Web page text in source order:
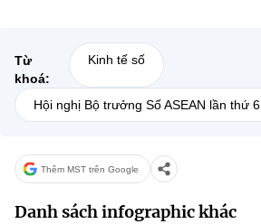
Từ
khoá:
Kinh tế số
Hội nghị Bộ trưởng Số ASEAN lần thứ 6
Thêm MST trên Google
Danh sách infographic khác